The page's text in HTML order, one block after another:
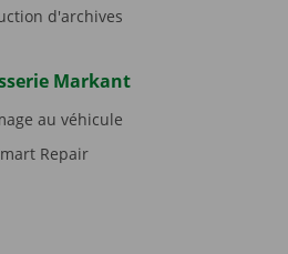
d'archives
Markant
au véhicule
Repair